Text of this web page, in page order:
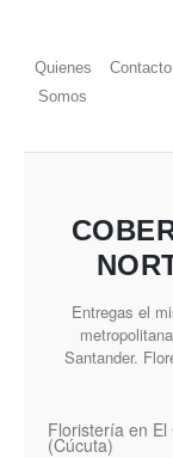
Quienes
Somos
Contacto
Entregas el
Santander.
Floristería en El
(Cúcuta)